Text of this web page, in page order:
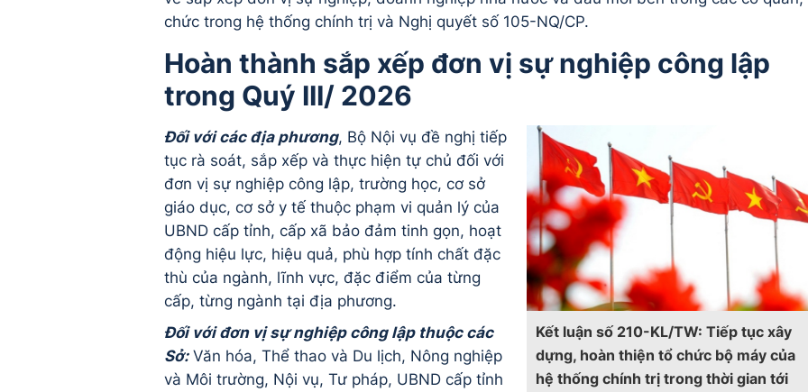
chức trong hệ thống chính trị và Nghị quyết số 105-NQ/CP.
Hoàn thành sắp xếp đơn vị sự nghiệp công lập
trong Quý III/ 2026
Kết luận số 210-KL/TW: Tiếp tục xây
dựng, hoàn thiện tổ chức bộ máy của
hệ thống chính trị trong thời gian tới
Đối với các địa phương, Bộ Nội vụ đề nghị tiếp
tục rà soát, sắp xếp và thực hiện tự chủ đối với
đơn vị sự nghiệp công lập, trường học, cơ sở
giáo dục, cơ sở y tế thuộc phạm vi quản lý của
UBND cấp tỉnh, cấp xã bảo đảm tinh gọn, hoạt
động hiệu lực, hiệu quả, phù hợp tính chất đặc
thù của ngành, lĩnh vực, đặc điểm của từng
cấp, từng ngành tại địa phương.
Đối với đơn vị sự nghiệp công lập thuộc các
Sở:Văn hóa, Thể thao và Du lịch, Nông nghiệp
và Môi trường, Nội vụ, Tư pháp, UBND cấp tỉnh